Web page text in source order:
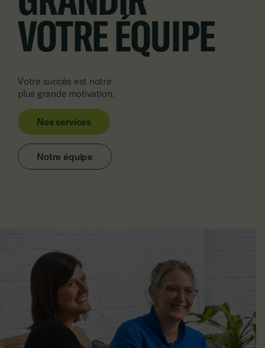
VOTRE ÉQUIPE
Votre succès est notre
plus grande motivation.
Nos services
Notre équipe